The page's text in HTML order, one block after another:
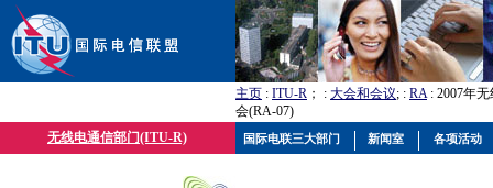
主页 : ITU-R ； : 大会和会议; : RA: 2007年
会(RA-07)
无线电通信部门(ITU-R)
国际电联三大部门 新闻室 各项活动